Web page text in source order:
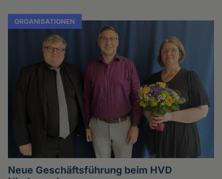
ORGANISATIONEN
Neue Geschäftsführung beim HVD